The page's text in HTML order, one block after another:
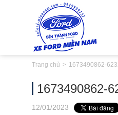
Trang chủ 1673490862-
1673490862-
12/01/2023